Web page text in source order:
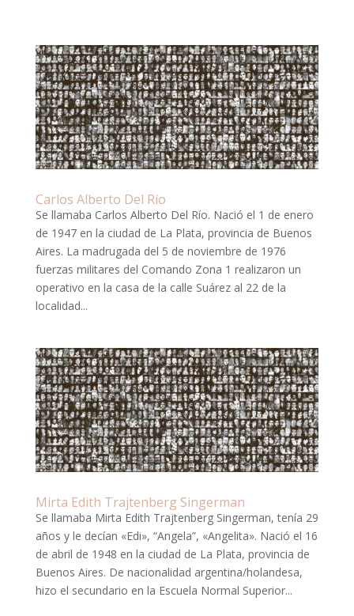
Carlos Alberto Del Río
Se llamaba Carlos Alberto Del Río. Nació el 1 de enero
de 1947 en la ciudad de La Plata, provincia de Buenos
Aires. La madrugada del 5 de noviembre de 1976
fuerzas militares del Comando Zona 1 realizaron un
operativo en la casa de la calle Suárez al 22 de la
localidad...
Mirta Edith Trajtenberg Singerman
Se llamaba Mirta Edith Trajtenberg Singerman, tenía 29
años y le decían «Edi», “Angela”, «Angelita». Nació el 16
de abril de 1948 en la ciudad de La Plata, provincia de
Buenos Aires. De nacionalidad argentina/holandesa,
hizo el secundario en la Escuela Normal Superior...